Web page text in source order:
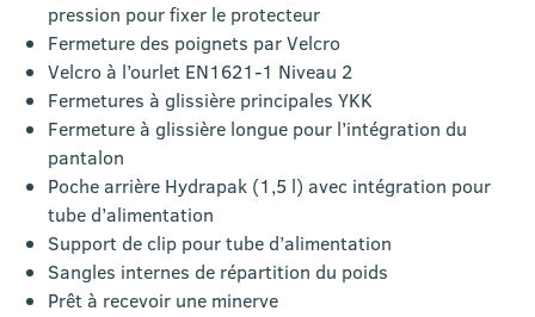
pression pour fixer le protecteur
Fermeture des poignets par Velcro
Velcro à l’ourlet EN1621-1 Niveau 2
Fermetures à glissière principales YKK
Fermeture à glissière longue pour l’intégration du
pantalon
Poche arrière Hydrapak (1,5 l) avec intégration pour
tube d’alimentation
Support de clip pour tube d’alimentation
Sangles internes de répartition du poids
Prêt à recevoir une minerve